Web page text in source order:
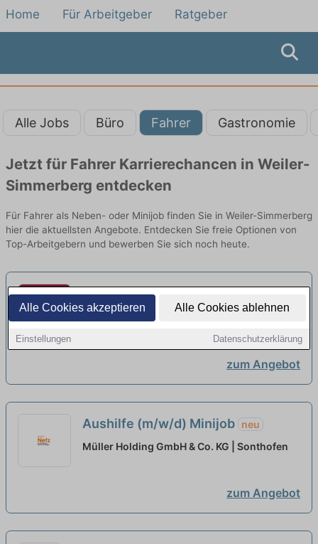
Alle Cookies akzeptieren Alle Cookies ablehnen
Einstellungen Datenschutzerklärung
Home Für Arbeitgeber Ratgeber
Alle Jobs Büro Fahrer Gastronomie
Jetzt für Fahrer Karrierechancen in Weiler-
Simmerberg entdecken
Für Fahrer als Neben- oder Minijob finden Sie in Weiler-Simmerberg
hier die aktuellsten Angebote. Entdecken Sie freie Optionen von
Top-Arbeitgebern und bewerben Sie sich noch heute.
Pflegefachkraft (m/w/d) für die
Wochenenddienste - Hier erwartet
neu
Stiftung Liebenau Domizil für Menschen mit
zum Angebot
Aushilfe (m/w/d) Minijob neu
Müller Holding GmbH & Co. KG | Sonthofen
zum Angebot